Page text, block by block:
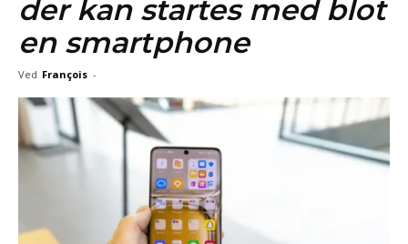
der kan startes med blot
en smartphone
Ved François -